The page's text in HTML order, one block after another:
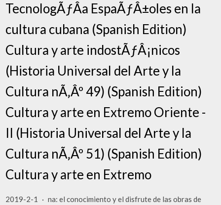
TecnologÃƒÂ­a EspaÃƒÂ±oles en la
cultura cubana (Spanish Edition)
Cultura y arte indostÃƒÂ¡nicos
(Historia Universal del Arte y la
Cultura nÃ‚Âº 49) (Spanish Edition)
Cultura y arte en Extremo Oriente -
II (Historia Universal del Arte y la
Cultura nÃ‚Âº 51) (Spanish Edition)
Cultura y arte en Extremo
2019-2-1 · na: el conocimiento y el disfrute de las obras de